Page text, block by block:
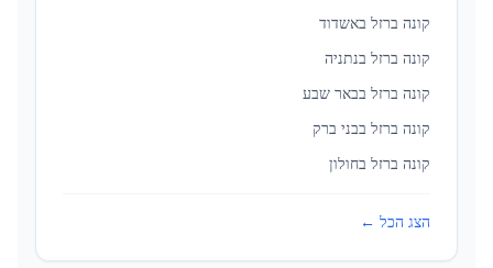
קונה ברזל באשדוד
קונה ברזל בנתניה
קונה ברזל בבאר שבע
קונה ברזל בבני ברק
קונה ברזל בחולון
הצג הכל ←